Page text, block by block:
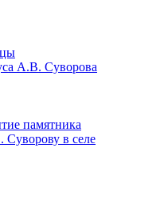
А.В. Суворова
памятника
Суворову в селе